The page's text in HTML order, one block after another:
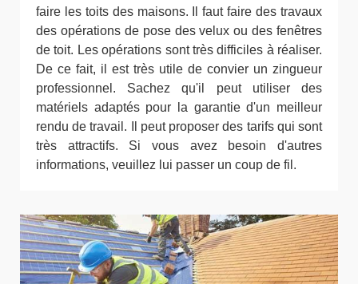
faire les toits des maisons. Il faut faire des travaux
des opérations de pose des velux ou des fenêtres
de toit. Les opérations sont très difficiles à réaliser.
De ce fait, il est très utile de convier un zingueur
professionnel. Sachez qu'il peut utiliser des
matériels adaptés pour la garantie d'un meilleur
rendu de travail. Il peut proposer des tarifs qui sont
très attractifs. Si vous avez besoin d'autres
informations, veuillez lui passer un coup de fil.